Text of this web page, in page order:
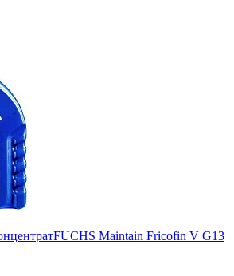
FUCHS Maintain Fricofin V G13